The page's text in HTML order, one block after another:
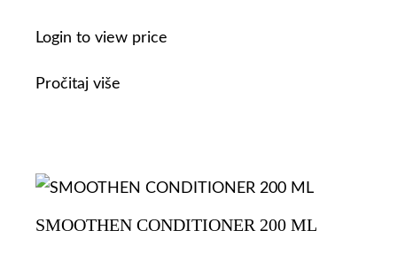
Login to view price
Pročitaj više
SMOOTHEN CONDITIONER 200 ML